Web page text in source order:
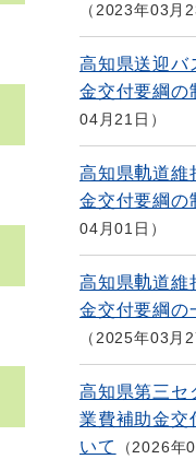
2023年03月
高知県送迎バ
金交付要綱の
04月21日
高知県軌道維
金交付要綱の
04月01日
高知県軌道維
金交付要綱の
2025年03月
高知県第三セ
業費補助金交
いて
2026年